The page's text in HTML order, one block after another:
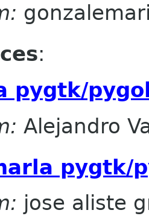
:
pygtk/
Alejandro
pygtk/
jose aliste